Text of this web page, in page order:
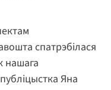
спатрэбілася
нашага
Яна